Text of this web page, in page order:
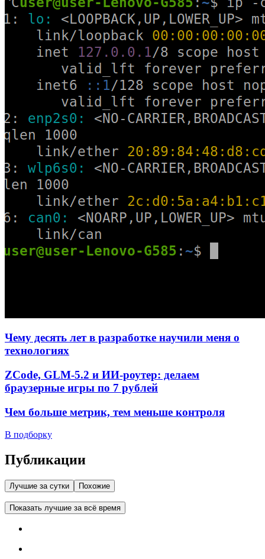
Чему десять лет в разработке научили меня о
технологиях
ZCode, GLM-5.2 и ИИ-роутер: делаем
браузерные игры по 7 рублей
Чем больше метрик, тем меньше контроля
В подборку
Публикации
Лучшие за сутки Похожие
Показать лучшие за всё время